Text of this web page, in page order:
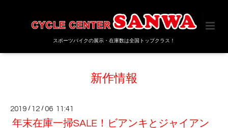
スポーツバイクの展示・在庫数は全国トップクラス！
新作情報
2019 / 12 /06 11:41
年末在庫一掃SALE！ビアンキとジャイアン